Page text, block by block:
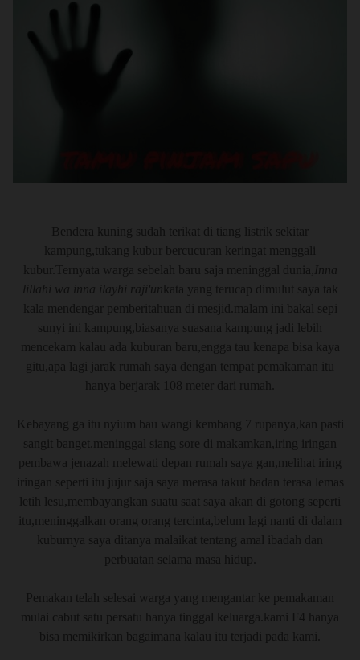
palem raja diganti palem merah 2007
Sawah depan rumah
JANGAN LUPA BUDAYAKAN KOMENG GAN & SIS
SETELAH MEMBACA
Quote:
INDEX
Intro
P1 - Senyuman Perkenalan
P2 - Si Tukang Keramas
P4 - Tamu Pinjam Sapu
P5 - 3 Kali Sehari
P6 - Mereka Yang Tercekik
P7 - Rupa Mu Tak Seindah Suara Mu
P8 - Jailangkung
P9 - Cerita Mereka
P10 - Kata Orang Pintar
P13 - Silhouette
P14 - Kembaran Siyal
P15 - Menemani Mbah Di Sore Hari
Bendera kuning sudah terikat di tiang listrik sekitar
kampung,tukang kubur bercucuran keringat menggali
kubur.Ternyata warga sebelah baru saja meninggal dunia, Inna
lillahi wa inna ilayhi raji'unkata yang terucap dimulut saya tak
kala mendengar pemberitahuan di mesjid.malam ini bakal sepi
sunyi ini kampung,biasanya suasana kampung jadi lebih
mencekam kalau ada kuburan baru,engga tau kenapa bisa kaya
gitu,apa lagi jarak rumah saya dengan tempat pemakaman itu
hanya berjarak 108 meter dari rumah.
Kebayang ga itu nyium bau wangi kembang 7 rupanya,kan pasti
sangit banget.meninggal siang sore di makamkan,iring iringan
pembawa jenazah melewati depan rumah saya gan,melihat iring
iringan seperti itu jujur saja saya merasa takut badan terasa lemas
letih lesu,membayangkan suatu saat saya akan di gotong seperti
itu,meninggalkan orang orang tercinta,belum lagi nanti di dalam
kuburnya saya ditanya malaikat tentang amal ibadah dan
perbuatan selama masa hidup.
Pemakan telah selesai warga yang mengantar ke pemakaman
mulai cabut satu persatu hanya tinggal keluarga.kami F4 hanya
bisa memikirkan bagaimana kalau itu terjadi pada kami.